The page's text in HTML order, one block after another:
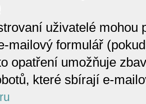
uživatelé mohou
mailový formulář
opatření umožňuje
které sbírají e-